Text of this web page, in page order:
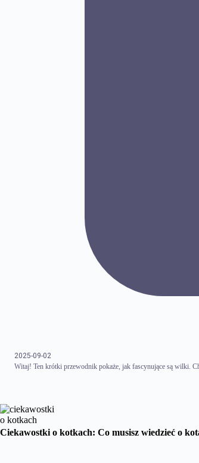
2025-09-02
Witaj! Ten krótki przewodnik pokaże, jak fascynujące są wilki.
Ciekawostki o kotkach: Co musisz wiedzieć o